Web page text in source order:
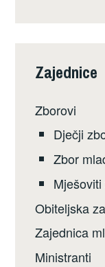
Zajednice
Zborovi
Dječji
Zbor
Obiteljska
Zajednica
Ministranti